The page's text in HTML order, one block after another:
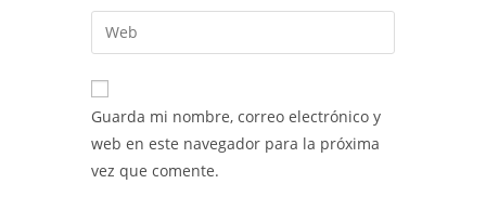
de
usuario
para
comentar
dirección
de
electrónico
para
comentar
Introduce
la
URL
de
(opcional)
Guarda mi nombre, correo electrónico y
web en este navegador para la próxima
vez que comente.